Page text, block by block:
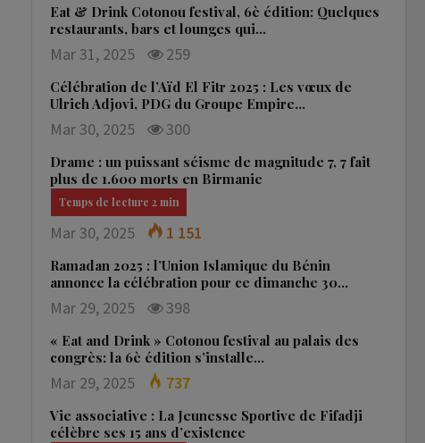
Eat & Drink Cotonou festival, 6è édition: Quelques
restaurants, bars et lounges qui…
Mar 31, 2025 259
Célébration de l’Aïd El Fitr 2025 : Les vœux de
Ulrich Adjovi, PDG du Groupe Empire…
Mar 30, 2025 300
Drame : un puissant séisme de magnitude 7, 7 fait
plus de 1.600 morts en Birmanie
Mar 30, 2025 1 151
Ramadan 2025 : l’Union Islamique du Bénin
annonce la célébration pour ce dimanche 30…
Mar 29, 2025 398
« Eat and Drink » Cotonou festival au palais des
congrès: la 6è édition s’installe…
Mar 29, 2025 737
Vie associative : La Jeunesse Sportive de Fifadji
célèbre ses 15 ans d’existence